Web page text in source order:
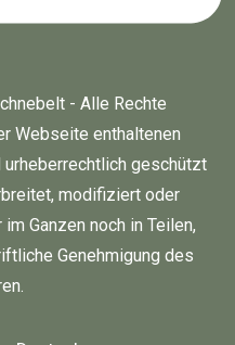
- Alle Rechte
Webseite enthaltenen
geschützt
modifiziert oder
Ganzen noch in Teilen,
Genehmigung des